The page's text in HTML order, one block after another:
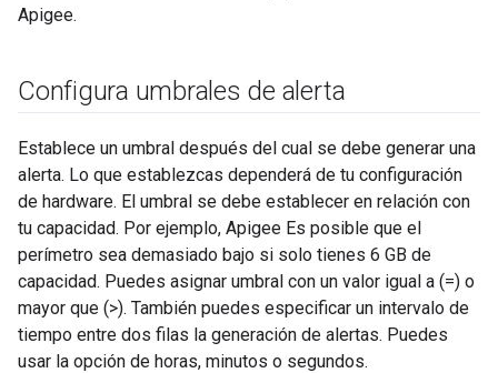
Apigee.
Configura umbrales de alerta
Establece un umbral después del cual se debe generar una
alerta. Lo que establezcas dependerá de tu configuración
de hardware. El umbral se debe establecer en relación con
tu capacidad. Por ejemplo, Apigee Es posible que el
perímetro sea demasiado bajo si solo tienes 6 GB de
capacidad. Puedes asignar umbral con un valor igual a (=) o
mayor que (>). También puedes especificar un intervalo de
tiempo entre dos filas la generación de alertas. Puedes
usar la opción de horas, minutos o segundos.